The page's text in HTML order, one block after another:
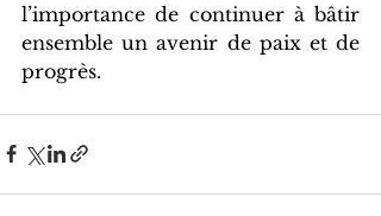
l’importance de continuer à bâtir
ensemble un avenir de paix et de
progrès.